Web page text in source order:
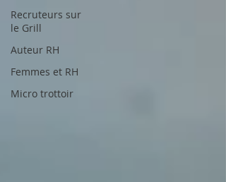
Recruteurs sur
le Grill
Auteur RH
Femmes et RH
Micro trottoir